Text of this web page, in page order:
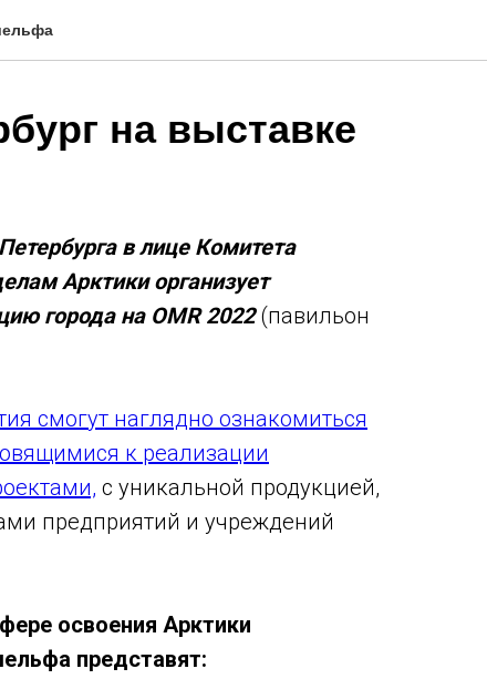
на выставке
в лице Комитета
Арктики организует
города на OMR 2022(павильон
смогут наглядно ознакомиться
к реализации
с уникальной продукцией,
предприятий и учреждений
освоения Арктики
представят: